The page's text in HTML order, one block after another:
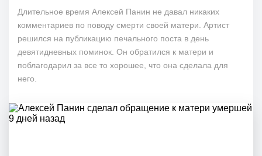
Длительное время Алексей Панин не давал никаких
комментариев по поводу смерти своей матери. Артист
решился на публикацию печального поста в день
девятидневных поминок. Он обратился к матери и
поблагодарил за все то хорошее, что она сделала для
него.